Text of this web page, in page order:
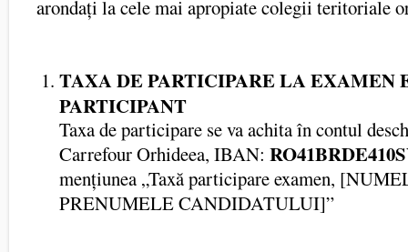
arondați la cele mai apropiate colegii teritoriale
TAXA DE PARTICIPARE LA EXAMEN
PARTICIPANT
Taxa de participare se va achita în contul
Carrefour Orhideea, IBAN:
mențiunea „Taxă participare examen,
PRENUMELE CANDIDATULUI]”